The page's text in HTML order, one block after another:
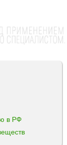
в РФ